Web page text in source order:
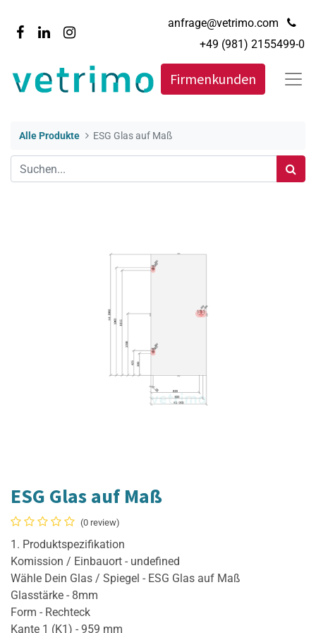
anfrage@vetrimo.com
+49 (981) 2155499-0
Firmenkunden
Alle Produkte ESG Glas auf Maß
ESG Glas auf Maß
(0 review)
1. Produktspezifikation
Komission / Einbauort - undefined
Wähle Dein Glas / Spiegel - ESG Glas auf Maß
Glasstärke - 8mm
Form - Rechteck
Kante 1 (K1) - 959 mm